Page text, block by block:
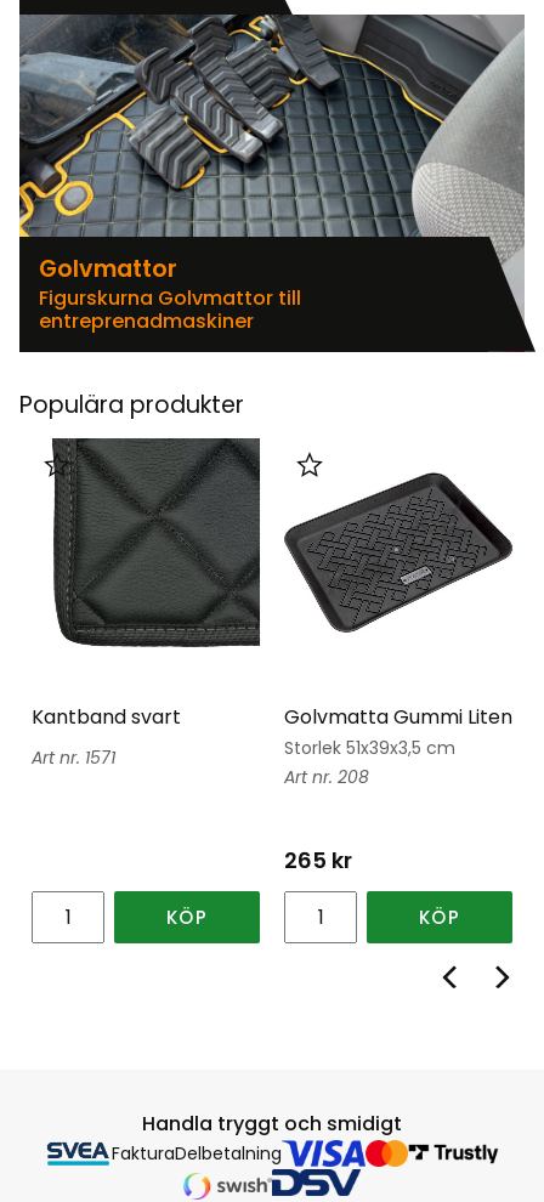
Golvmattor
Figurskurna Golvmattor till
entreprenadmaskiner
Populära produkter
Kantband svart
1571
Lägg till i favoriter
KÖP
Golvmatta Gummi Liten
Storlek 51x39x3,5 cm
208
265 kr
Lägg till i favoriter
KÖP
Handla tryggt och smidigt
FakturaDelbetalning